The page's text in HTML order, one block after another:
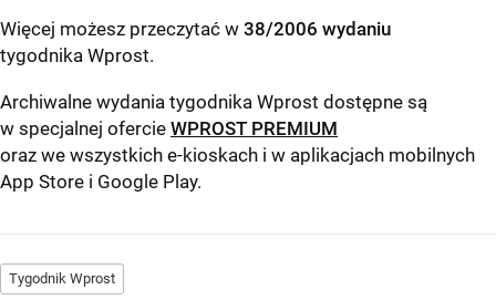
Więcej możesz przeczytać w 38/2006 wydaniu
tygodnika Wprost.
Archiwalne wydania tygodnika Wprost dostępne są
w specjalnej ofercie WPROST PREMIUM
oraz we wszystkich e-kioskach i w aplikacjach mobilnych
App Store i Google Play.
Tygodnik Wprost